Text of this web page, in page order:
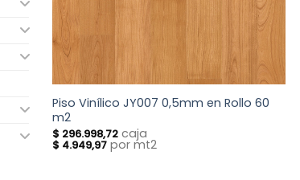
Piso Vinílico JY007 0,5mm en Rollo 60
m2
$ 296.998,72 caja
$ 4.949,97 por mt2